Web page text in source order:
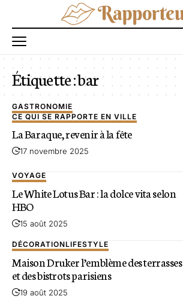
Étiquette :bar
GASTRONOMIE
CE QUI SE RAPPORTE EN VILLE
La Baraque, revenir à la fête
17 novembre 2025
VOYAGE
Le White Lotus Bar : la dolce vita selon
HBO
15 août 2025
DÉCORATIONLIFESTYLE
Maison Druker l’emblème des terrasses
et des bistrots parisiens
19 août 2025